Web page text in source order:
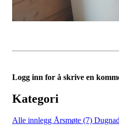
Logg inn for å skrive en
Kategori
Alle innlegg Årsmøte (7)